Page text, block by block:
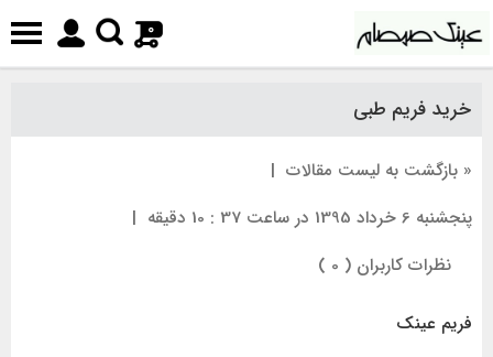
0
خرید فریم طبی
« بازگشت به لیست مقالات |
پنجشنبه 6 خرداد 1395 در ساعت 37 : 10 دقیقه
|
نظرات کاربران ( 0 )
فریم عینک